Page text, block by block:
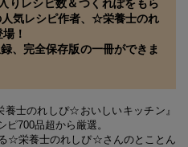
りレシピ数＆つくれぽをもら
気レシピ作者、☆栄養士のれ
！
、完全保存版の一冊ができま
士のれしぴ☆おいしいキッチン』
ピ700品超から厳選。
☆栄養士のれしぴ☆さんのとことん